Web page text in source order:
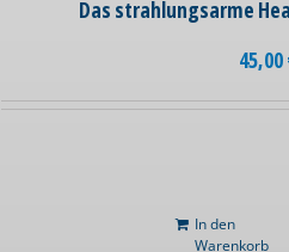
Das strahlungsarme
45,00
In den
Warenkorb